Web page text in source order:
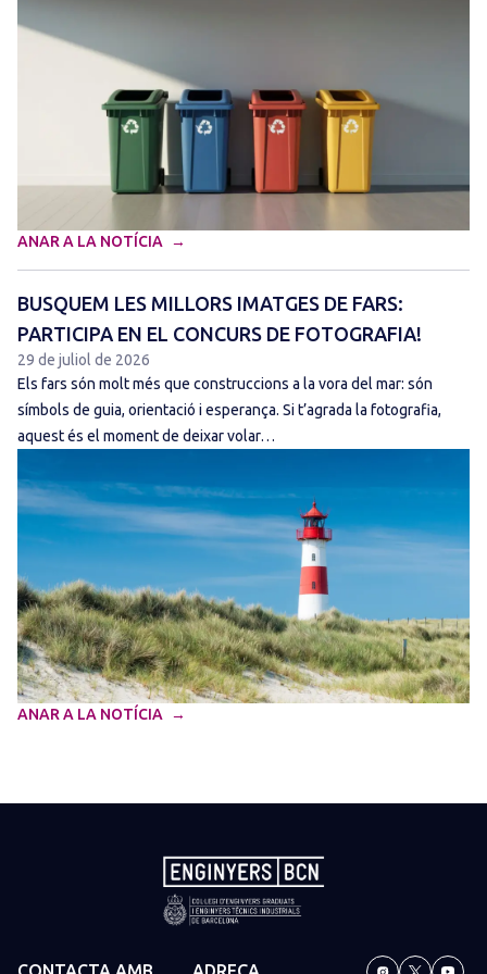
ANAR A LA NOTÍCIA
BUSQUEM LES MILLORS IMATGES DE FARS:
PARTICIPA EN EL CONCURS DE FOTOGRAFIA!
29 de juliol de 2026
Els fars són molt més que construccions a la vora del mar: són
símbols de guia, orientació i esperança. Si t’agrada la fotografia,
aquest és el moment de deixar volar…
ANAR A LA NOTÍCIA